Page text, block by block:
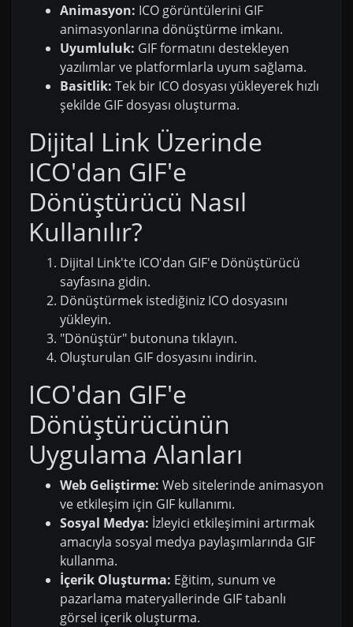
Animasyon: ICO görüntülerini GIF
animasyonlarına dönüştürme imkanı.
Uyumluluk: GIF formatını destekleyen
yazılımlar ve platformlarla uyum sağlama.
Basitlik: Tek bir ICO dosyası yükleyerek hızlı
şekilde GIF dosyası oluşturma.
Dijital Link Üzerinde
ICO'dan GIF'e
Dönüştürücü Nasıl
Kullanılır?
Dijital Link'te ICO'dan GIF'e Dönüştürücü
sayfasına gidin.
Dönüştürmek istediğiniz ICO dosyasını
yükleyin.
"Dönüştür" butonuna tıklayın.
Oluşturulan GIF dosyasını indirin.
ICO'dan GIF'e
Dönüştürücünün
Uygulama Alanları
Web Geliştirme: Web sitelerinde animasyon
ve etkileşim için GIF kullanımı.
Sosyal Medya: İzleyici etkileşimini artırmak
amacıyla sosyal medya paylaşımlarında GIF
kullanma.
İçerik Oluşturma: Eğitim, sunum ve
pazarlama materyallerinde GIF tabanlı
görsel içerik oluşturma.